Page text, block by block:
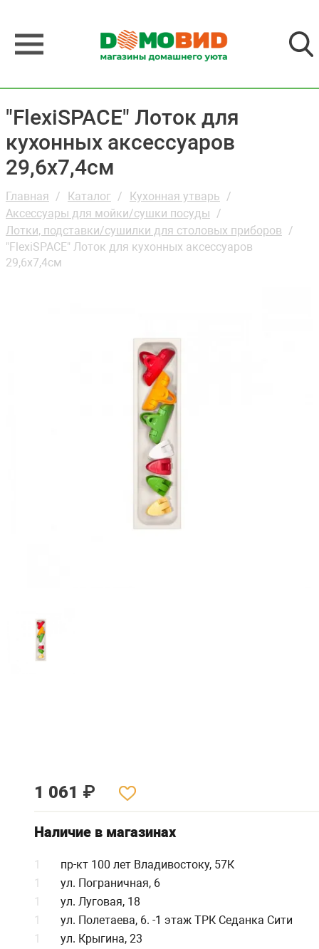
"FlexiSPACE" Лоток для
кухонных аксессуаров
29,6х7,4см
Главная Каталог
Кухонная утварь
Аксессуары для мойки/сушки посуды
Лотки, подставки/сушилки для столовых приборов
"FlexiSPACE" Лоток для кухонных аксессуаров
29,6х7,4см
1 061 ₽
Наличие в магазинах
1
пр-кт 100 лет Владивостоку, 57К
1
ул. Пограничная, 6
1
ул. Луговая, 18
1
ул. Полетаева, 6. -1 этаж ТРК Седанка Сити
1
ул. Крыгина, 23